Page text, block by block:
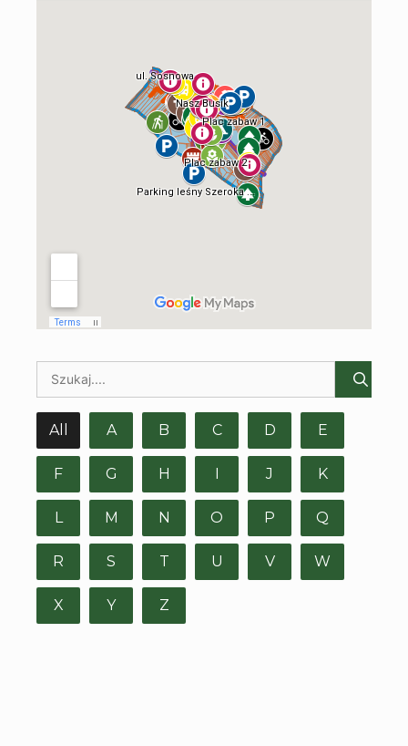
All A B C D E
F G H I J K
L M N O P Q
R S T U V W
X Y Z